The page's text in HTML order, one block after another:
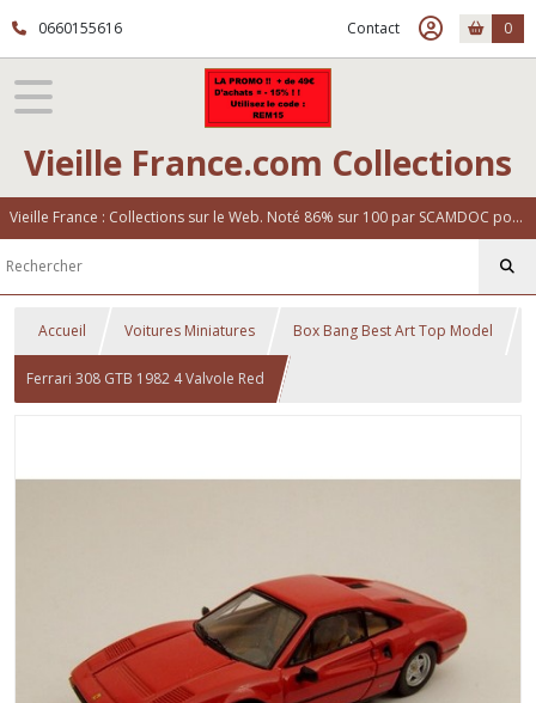
0660155616 Contact 0
Vieille France.com Collections
Vieille France : Collections sur le Web. Noté 86% sur 100 par SCAMDOC pour notre fiabilité
Accueil Voitures Miniatures Box Bang Best Art Top Model
Ferrari 308 GTB 1982 4 Valvole Red